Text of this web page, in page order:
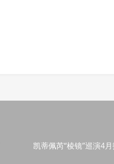
凯蒂佩芮“棱镜”巡演4